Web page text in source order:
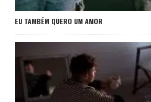
EU TAMBÉM QUERO UM AMOR